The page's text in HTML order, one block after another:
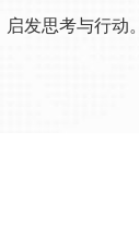
发思考与行动。